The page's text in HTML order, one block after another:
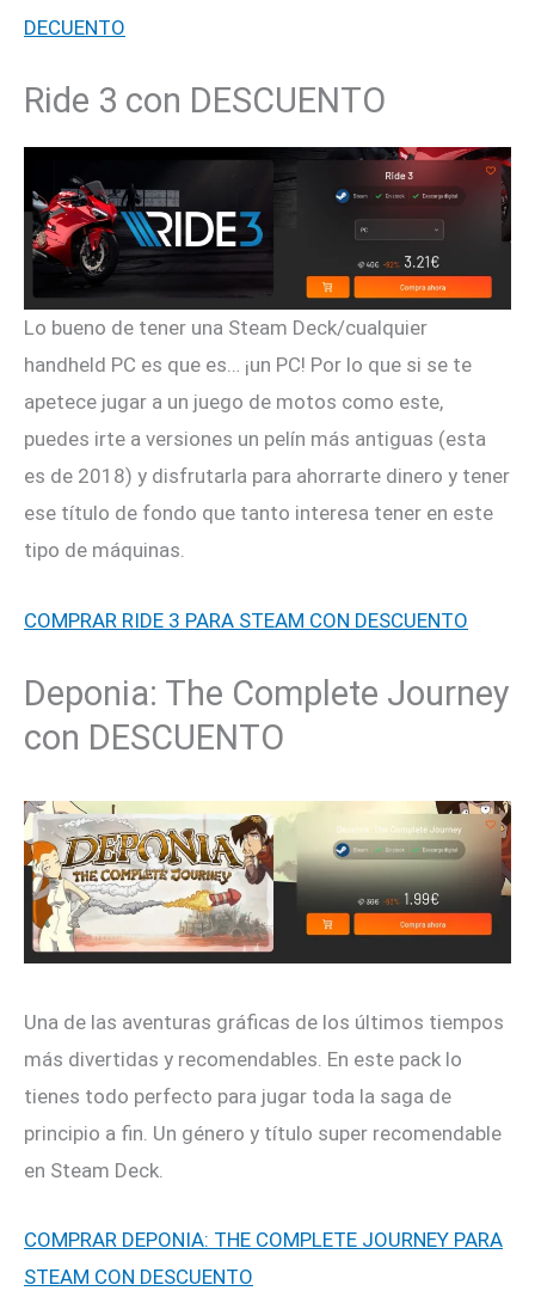
DECUENTO
Ride 3 con DESCUENTO
Lo bueno de tener una Steam Deck/cualquier
handheld PC es que es… ¡un PC! Por lo que si se te
apetece jugar a un juego de motos como este,
puedes irte a versiones un pelín más antiguas (esta
es de 2018) y disfrutarla para ahorrarte dinero y tener
ese título de fondo que tanto interesa tener en este
tipo de máquinas.
COMPRAR RIDE 3 PARA STEAM CON DESCUENTO
Deponia: The Complete Journey
con DESCUENTO
Una de las aventuras gráficas de los últimos tiempos
más divertidas y recomendables. En este pack lo
tienes todo perfecto para jugar toda la saga de
principio a fin. Un género y título super recomendable
en Steam Deck.
COMPRAR DEPONIA: THE COMPLETE JOURNEY PARA
STEAM CON DESCUENTO